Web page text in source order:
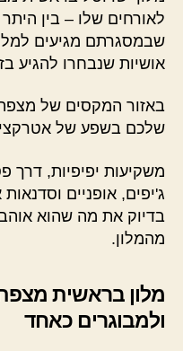
לאורחים שלו – בין
שבמסגרתם מגיעים
אושיות שנבחרו להגיע
באזור המקסים של
שלכם בשפע של
משקיעות יפיפיות, דרך
ג'יפים, אופניים
בדיוק את מה שהוא
מהמלון.
מלון בראשית מצפה
ולמבוגרים כאחד